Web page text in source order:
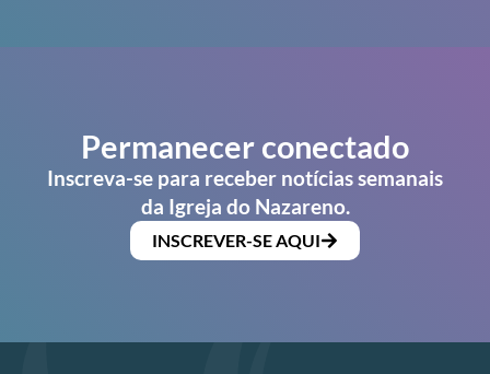
Permanecer conectado
Inscreva-se para receber notícias semanais
da Igreja do Nazareno.
INSCREVER-SE AQUI